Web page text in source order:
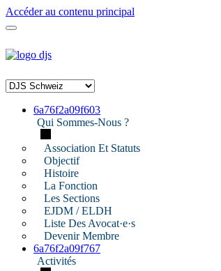
Accéder au contenu principal
6a76f2a09f603
Qui Sommes-Nous ?
Association Et Statuts
Objectif
Histoire
La Fonction
Les Sections
EJDM / ELDH
Liste Des Avocat·e·s
Devenir Membre
6a76f2a09f767
Activités